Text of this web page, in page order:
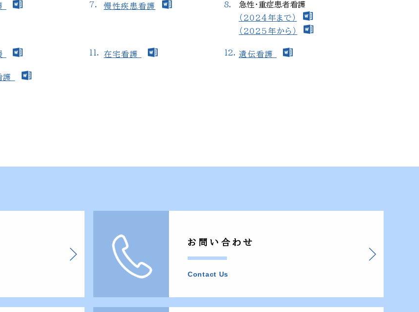
慢性疾患看護
急性・重症患者看護
（2024年まで）
（2025年から）
在宅看護 遺伝看護
護
お問い合わせ
Contact Us